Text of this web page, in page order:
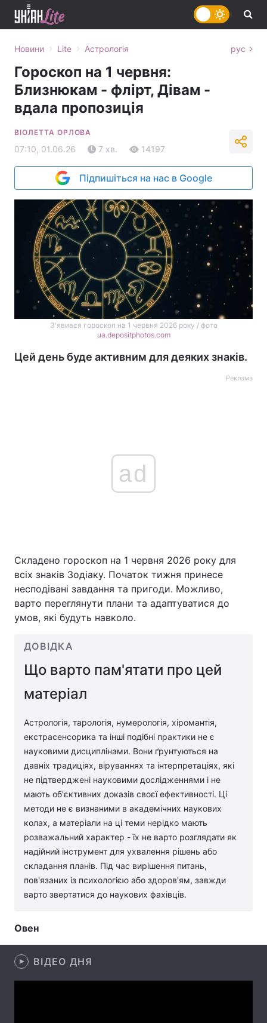
Головна Війна
Україна Політика
Спорт Наука
Техно і зв'язок
Зброя Інциденти
Здоров'я Туризм
Цікавинки Погода
Екологія Регіони
Лонгріди
Відео з Youtube Статті
Інтерв'ю Думки
Послуги
Новини › Lite › Астрологія рус
Гороскоп на 1 червня:
Близнюкам - флірт, Дівам -
вдала пропозиція
ВІОЛЕТТА ОРЛОВА
07:10, 01.06.26 7 хв. 14197
Підпишіться на нас в Google
З'явився гороскоп на 1 червня 2026 року / фото
ua.depositphotos.com
Цей день буде активним для деяких знаків.
Реклама
ad
Складено гороскоп на 1 червня 2026 року для
всіх знаків Зодіаку. Початок тижня принесе
несподівані завдання та пригоди. Можливо,
варто переглянути плани та адаптуватися до
умов, які будуть навколо.
ДОВІДКА
Що варто пам'ятати про цей
матеріал
Астрологія, тарологія, нумерологія, хіромантія,
екстрасенсорика та інші подібні практики не є
науковими дисциплінами. Вони ґрунтуються на
давніх традиціях, віруваннях та інтерпретаціях, які
не підтверджені науковими дослідженнями і не
мають об'єктивних доказів своєї ефективності. Ці
методи не є визнаними в академічних наукових
колах, а матеріали на ці теми нерідко мають
розважальний характер - їх не варто розглядати як
надійний інструмент для ухвалення рішень або
складання планів. Під час вирішення питань,
пов'язаних із психологією або здоров'ям, завжди
варто звертатися до наукових фахівців.
Овен
ВІДЕО ДНЯ